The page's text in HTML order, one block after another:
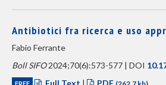
Antibiotici fra ricerca e uso
Fabio Ferrante
Boll SIFO2024;70(6):573-577 | DOI
FREE Full Text | PDF